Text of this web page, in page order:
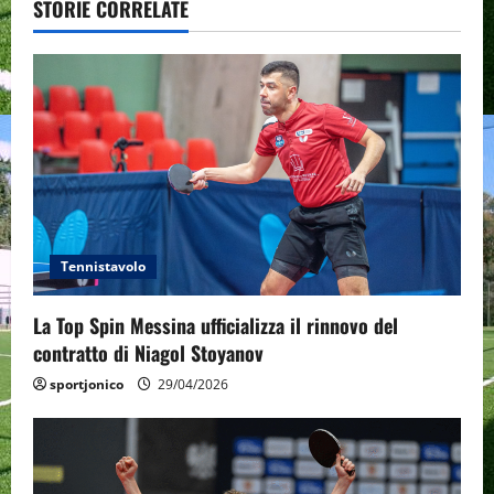
i
g
a
t
i
o
n
STORIE CORRELATE
Tennistavolo
La Top Spin Messina ufficializza il rinnovo del
contratto di Niagol Stoyanov
sportjonico 29/04/2026